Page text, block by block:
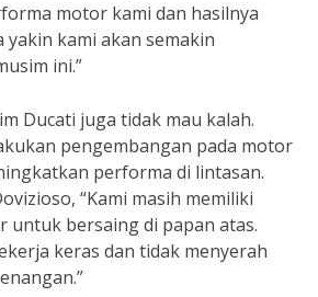
motor kami dan hasilnya
yakin kami akan semakin
ini.”
Ducati juga tidak mau kalah.
pengembangan pada motor
performa di lintasan.
“Kami masih memiliki
untuk bersaing di papan atas.
keras dan tidak menyerah